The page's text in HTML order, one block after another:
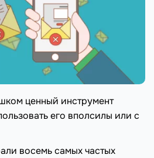
ценный инструмент
его вполсилы или с
восемь самых частых